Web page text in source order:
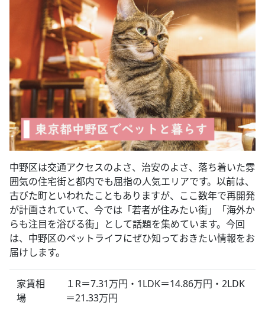
中野区は交通アクセスのよさ、治安のよさ、落ち着いた雰
囲気の住宅街と都内でも屈指の人気エリアです。以前は、
古びた町といわれたこともありますが、ここ数年で再開発
が計画されていて、今では「若者が住みたい街」「海外か
らも注目を浴びる街」として話題を集めています。今回
は、中野区のペットライフにぜひ知っておきたい情報をお
届けします。
家賃相
場
１R＝7.31万円・1LDK＝14.86万円・2LDK
＝21.33万円